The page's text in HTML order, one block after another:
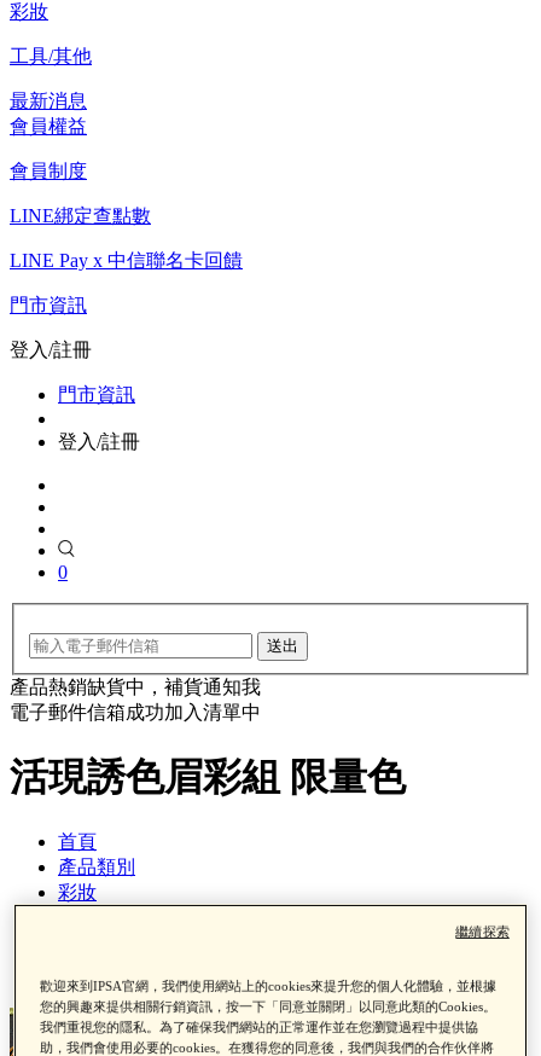
彩妝
工具/其他
最新消息
會員權益
會員制度
LINE綁定查點數
LINE Pay x 中信聯名卡回饋
門市資訊
登入/註冊
門市資訊
登入/註冊
0
送出
產品熱銷缺貨中，補貨通知我
電子郵件信箱成功加入清單中
活現誘色眉彩組 限量色
首頁
產品類別
彩妝
歡迎來到IPSA官網，我們使用網站上的cookies來提升您的個人化體驗，並根據
您的興趣來提供相關行銷資訊，按一下「同意並關閉」以同意此類的Cookies。
我們重視您的隱私。為了確保我們網站的正常運作並在您瀏覽過程中提供協
助，我們會使用必要的cookies。在獲得您的同意後，我們與我們的合作伙伴將
繼續探索